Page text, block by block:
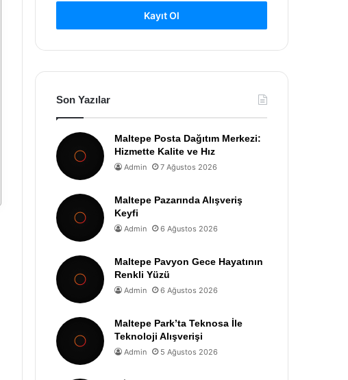
Kayıt Ol
Son Yazılar
Maltepe Posta Dağıtım Merkezi:
Hizmette Kalite ve Hız
Admin 7 Ağustos 2026
Maltepe Pazarında Alışveriş
Keyfi
Admin 6 Ağustos 2026
Maltepe Pavyon Gece Hayatının
Renkli Yüzü
Admin 6 Ağustos 2026
Maltepe Park’ta Teknosa İle
Teknoloji Alışverişi
Admin 5 Ağustos 2026